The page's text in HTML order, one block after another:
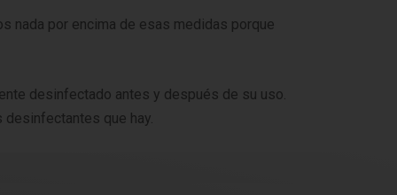
nada por encima de esas medidas porque
desinfectado antes y después de su uso.
que hay.